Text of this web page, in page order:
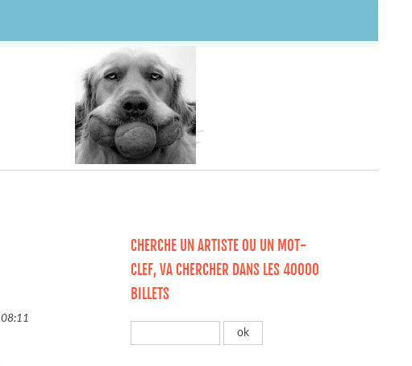
08:11
CHERCHE UN ARTISTE OU UN MOT-
CLEF, VA CHERCHER DANS LES 40000
BILLETS